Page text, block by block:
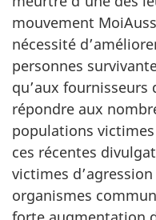
mouvement
nécessité
personnes
qu’aux fournisseurs
répondre aux
populations victimes
ces récentes
victimes
organismes